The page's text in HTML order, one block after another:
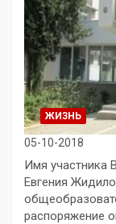
ЖИЗНЬ
05-10-2018
Имя участника
Евгения
распоряжение